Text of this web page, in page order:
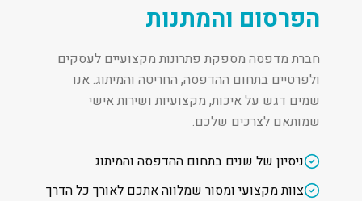
הפרסום והמתנות
חברת מדפסה מספקת פתרונות מקצועיים לעסקים
ולפרטיים בתחום ההדפסה, החריטה והמיתוג. אנו
שמים דגש על איכות, מקצועיות ושירות אישי
שמותאם לצרכים שלכם.
ניסיון של שנים בתחום ההדפסה והמיתוג
צוות מקצועי ומסור שמלווה אתכם לאורך כל הדרך